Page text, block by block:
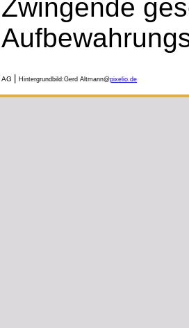
Zwingende
| Hintergrundbild:Gerd Altmann@pixelio.de